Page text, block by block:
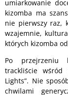
umiarkowanie
kizomba ma
nie pierwszy raz,
wzajemnie,
których kizomba
Po przejrzeniu
trackliście wśród
Lights”. Nie
chwilami